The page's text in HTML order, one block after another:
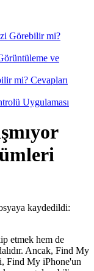
Görebilir mi?
ve
mi? Cevapları
Uygulaması
kaydedildi:
etmek hem de
Ancak, Find My
Find My iPhone'un